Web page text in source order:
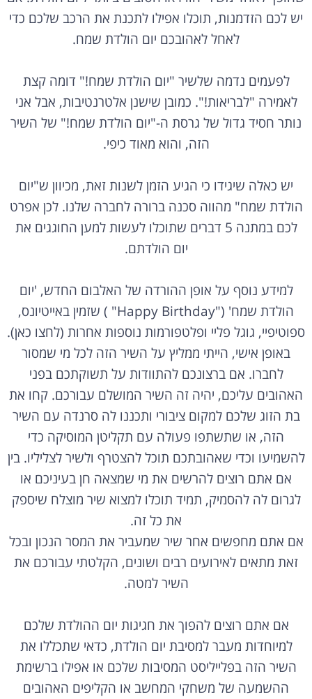
יש לכם הזדמנות, תוכלו אפילו לתכנת את הרכב שלכם כדי
לאחל לאהובכם יום הולדת שמח.
לפעמים נדמה שלשיר "יום הולדת שמח!" דומה קצת
לאמירה "לבריאות!". כמובן שישנן אלטרנטיבות, אבל אני
נותר חסיד גדול של גרסת ה-"יום הולדת שמח!" של השיר
הזה, והוא מאוד כיפי.
יש כאלה שיגידו כי הגיע הזמן לשנות זאת, מכיוון ש"יום
הולדת שמח" מהווה סכנה ברורה לחברה שלנו. לכן אפרט
לכם במתנה 5 דברים שתוכלו לעשות למען החוגגים את
יום הולדתם.
למידע נוסף על אופן ההורדה של האלבום החדש, 'יום
הולדת שמח' ("Happy Birthday" ) שזמין באייטיונס,
ספוטיפיי, גוגל פליי ופלטפורמות נוספות אחרות (לחצו כאן).
באופן אישי, הייתי ממליץ על השיר הזה לכל מי שמסור
לחברו. אם ברצונכם להתוודות על תשוקתכם בפני
האהובים עליכם, יהיה זה השיר המושלם עבורכם. קחו את
בת הזוג שלכם למקום ציבורי ותכננו לה סרנדה עם השיר
הזה, או שתשתפו פעולה עם תקליטן המוסיקה כדי
להשמיעו וכדי שאהובתכם תוכל להצטרף ולשיר לצליליו. בין
אם אתם רוצים להרשים את מי שמצאה חן בעיניכם או
לגרום לה להסמיק, תמיד תוכלו למצוא שיר מוצלח שיספק
את כל זה.
אם אתם מחפשים אחר שיר שמעביר את המסר הנכון ובכל
זאת מתאים לאירועים רבים ושונים, הקלטתי עבורכם את
השיר למטה.
אם אתם רוצים להפוך את חגיגות יום ההולדת שלכם
למיוחדות מעבר למסיבת יום הולדת, כדאי שתכללו את
השיר הזה בפלייליסט המסיבות שלכם או אפילו ברשימת
ההשמעה של משחקי המחשב או הקליפים האהובים